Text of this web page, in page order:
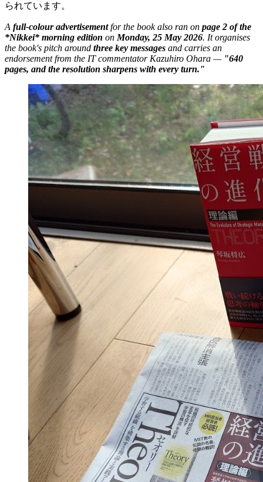
られています。
A full-colour advertisementfor the book also ran on page 2 of the
*Nikkei* morning edition on Monday, 25 May 2026. It organises
the book's pitch around three key messages and carries an
endorsement from the IT commentator Kazuhiro Ohara — "640
pages, and the resolution sharpens with every turn."